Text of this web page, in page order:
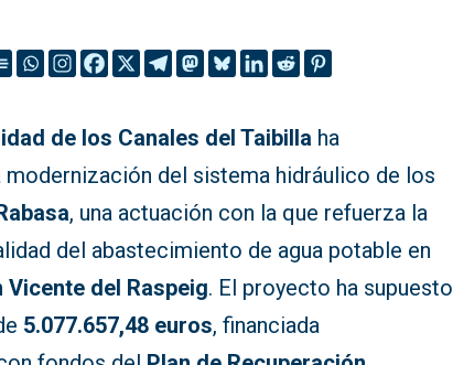
de los Canales del Taibilla ha
del sistema hidráulico de los
, una actuación con la que refuerza la
del abastecimiento de agua potable en
Vicente del Raspeig. El proyecto ha supuesto
5.077.657,48 euros, financiada